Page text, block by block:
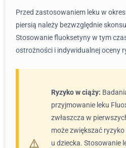
Przed zastosowaniem leku w
piersią należy bezwzględnie
Stosowanie fluoksetyny w tym
ostrożności i indywidualnej oceny
Ryzyko w ciąży:
przyjmowanie leku
zwłaszcza w
może zwiększać
u dziecka. Stosowanie